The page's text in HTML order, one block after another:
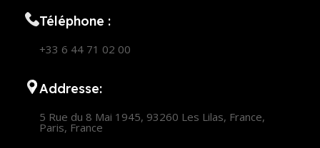
Téléphone :
+33 6 44 71 02 00
Addresse:
5 Rue du 8 Mai 1945, 93260 Les Lilas, France,
Paris, France